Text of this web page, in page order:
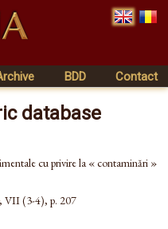
BDD Contact
database
cu privire la « contaminări »
, VII (3-4), p. 207